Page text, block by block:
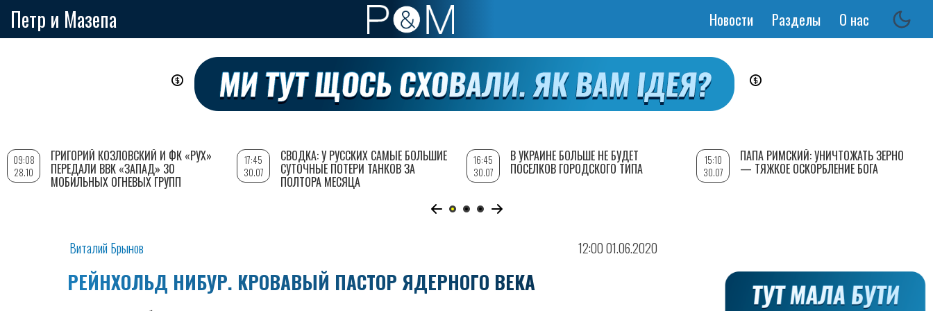
Петр и Мазепа
Основная
Новости Разделы О нас
Виталий Брынов 12:00 01.06.2020
РЕЙНХОЛЬД НИБУР. КРОВАВЫЙ ПАСТОР ЯДЕРНОГО ВЕКА
09:08
28.10
ГРИГОРИЙ КОЗЛОВСКИЙ И ФК «РУХ»
ПЕРЕДАЛИ ВВК «ЗАПАД» 30
МОБИЛЬНЫХ ОГНЕВЫХ ГРУПП
17:45
30.07
СВОДКА: У РУССКИХ САМЫЕ БОЛЬШИЕ
СУТОЧНЫЕ ПОТЕРИ ТАНКОВ ЗА
ПОЛТОРА МЕСЯЦА
16:45
30.07
В УКРАИНЕ БОЛЬШЕ НЕ БУДЕТ
ПОСЕЛКОВ ГОРОДСКОГО ТИПА
15:10
30.07
ПАПА РИМСКИЙ: УНИЧТОЖАТЬ ЗЕРНО
— ТЯЖКОЕ ОСКОРБЛЕНИЕ БОГА